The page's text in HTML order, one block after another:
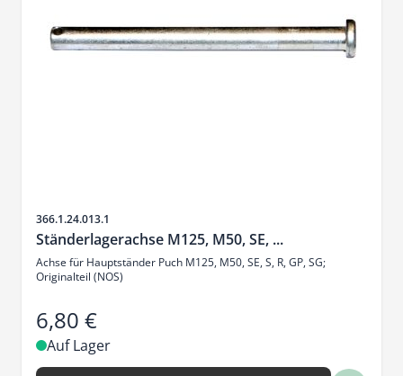
Artikelnr.
366.1.24.013.1
Ständerlagerachse M125, M50, SE, ...
Achse für Hauptständer Puch M125, M50, SE, S, R, GP, SG;
Originalteil (NOS)
6,80 €
Auf Lager